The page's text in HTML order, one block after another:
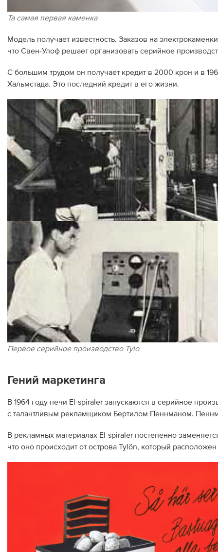
Та самая первая каменка
Модель получает известность. Заказов на
что Свен-Улоф решает организовать серийное
С большим трудом он получает кредит в 2000 крон и в
Хальмстада. Это последний кредит в его жизни.
Первое серийное производство Tylo
Гений маркетинга
В 1964 году печи El-spiraler запускаются в серийное
с талантливым рекламщиком Бертилом Пеннманом.
В рекламных материалах El-spiraler постепенно
что оно происходит от острова Tylön, который